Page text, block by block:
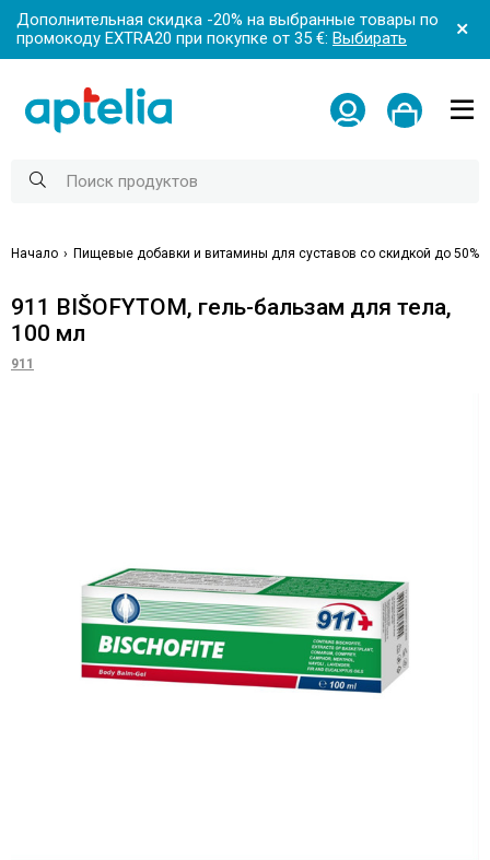
Дополнительная скидка -20% на выбранные товары по
промокоду EXTRA20 при покупке от 35 €: Выбирать
Начало Пищевые добавки и витамины для суставов со скидкой до 50%
911 BIŠOFYTOM, гель-бальзам для тела,
100 мл
911